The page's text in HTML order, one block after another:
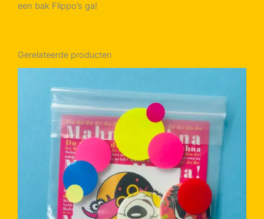
een bak Flippo’s ga!
Gerelateerde producten